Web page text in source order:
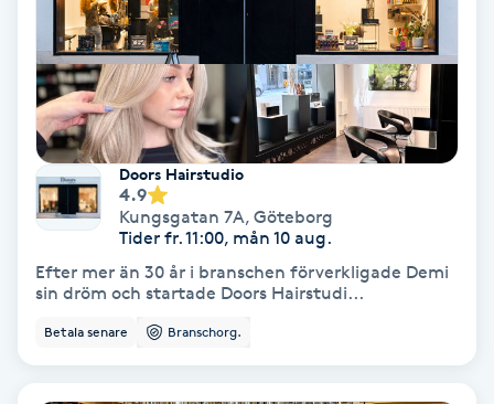
Nagelsvamp
Nageltrång
Nagelvård
Naglar borttagning
Naglar reparation
Doors Hairstudio
4.9
Kungsgatan 7A, Göteborg
Tider fr. 11:00, mån 10 aug.
Efter mer än 30 år i branschen förverkligade Demi
sin dröm och startade Doors Hairstudi...
Betala senare Branschorg.